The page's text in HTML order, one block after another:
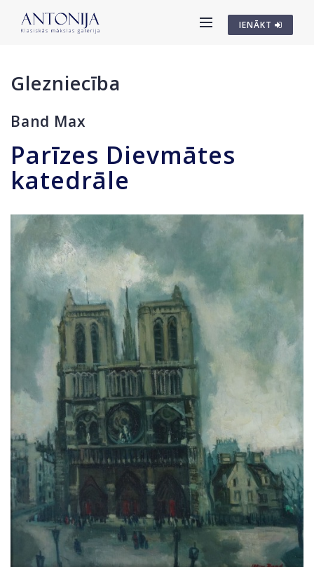
IENĀKT
Glezniecība
Band Max
Parīzes Dievmātes
katedrāle